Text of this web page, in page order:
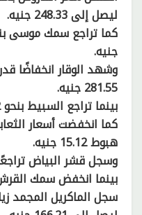
ليصل إلى 248.33 جنيه.
جنيه.
281.55 جنيه.
بينما تراجع السبيط بنحو 15.92 جنيه ليبلغ 348.67 جنيه.
هبوط 15.12 جنيه.
وسجل قشر البياض تراجعًا
بينما انخفض سمك القرش إلى